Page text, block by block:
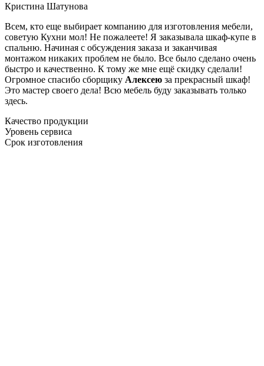
Кристина Шатунова
Всем, кто еще выбирает компанию для изготовления мебели,
советую Кухни мол! Не пожалеете! Я заказывала шкаф-купе в
спальню. Начиная с обсуждения заказа и заканчивая
монтажом никаких проблем не было. Все было сделано очень
быстро и качественно. К тому же мне ещё скидку сделали!
Огромное спасибо сборщику Алексею за прекрасный шкаф!
Это мастер своего дела! Всю мебель буду заказывать только
здесь.
Качество продукции
Уровень сервиса
Срок изготовления